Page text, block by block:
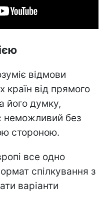
відмови
країн від прямого
його думку,
неможливий без
стороною.
все одно
спілкування з
варіанти